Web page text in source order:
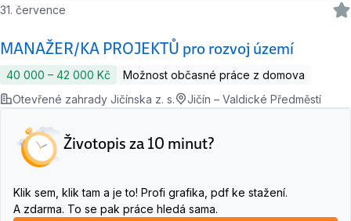
MANAŽER/KA PROJEKTŮ pro rozvoj území
31. července
40 000 ‍–‍ 42 000 Kč
Možnost občasné práce z domova
Otevřené zahrady Jičínska z. s.
Jičín – Valdické Předměstí
Životopis za 10 minut?
Klik sem, klik tam a je to! Profi grafika, pdf ke stažení.
A zdarma. To se pak práce hledá sama.